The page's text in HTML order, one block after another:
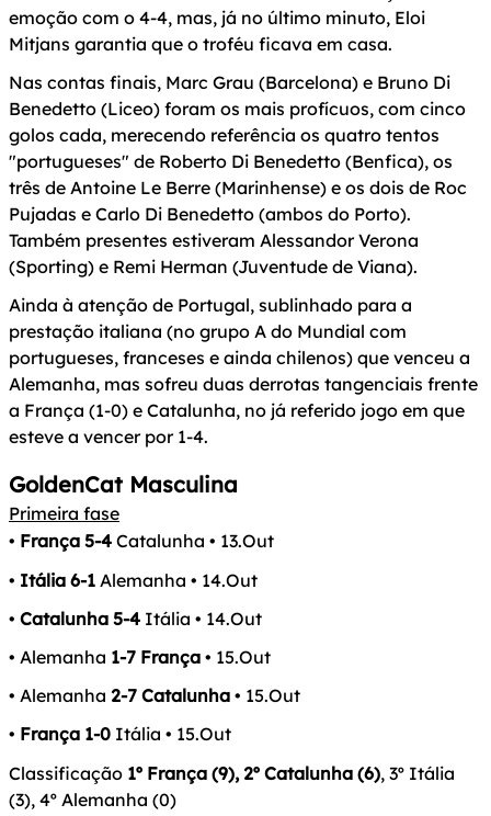
emoção com o 4-4, mas, já no último minuto, Eloi
Mitjans garantia que o troféu ficava em casa.
Nas contas finais, Marc Grau (Barcelona) e Bruno Di
Benedetto (Liceo) foram os mais profícuos, com cinco
golos cada, merecendo referência os quatro tentos
"portugueses" de Roberto Di Benedetto (Benfica), os
três de Antoine Le Berre (Marinhense) e os dois de Roc
Pujadas e Carlo Di Benedetto (ambos do Porto).
Também presentes estiveram Alessandor Verona
(Sporting) e Remi Herman (Juventude de Viana).
Ainda à atenção de Portugal, sublinhado para a
prestação italiana (no grupo A do Mundial com
portugueses, franceses e ainda chilenos) que venceu a
Alemanha, mas sofreu duas derrotas tangenciais frente
a França (1-0) e Catalunha, no já referido jogo em que
esteve a vencer por 1-4.
GoldenCat Masculina
Primeira fase
• França 5-4 Catalunha • 13.Out
• Itália 6-1 Alemanha • 14.Out
• Catalunha 5-4 Itália • 14.Out
• Alemanha 1-7 França • 15.Out
• Alemanha 2-7 Catalunha • 15.Out
• França 1-0 Itália • 15.Out
Classificação 1º França (9), 2º Catalunha (6), 3º Itália
(3), 4º Alemanha (0)